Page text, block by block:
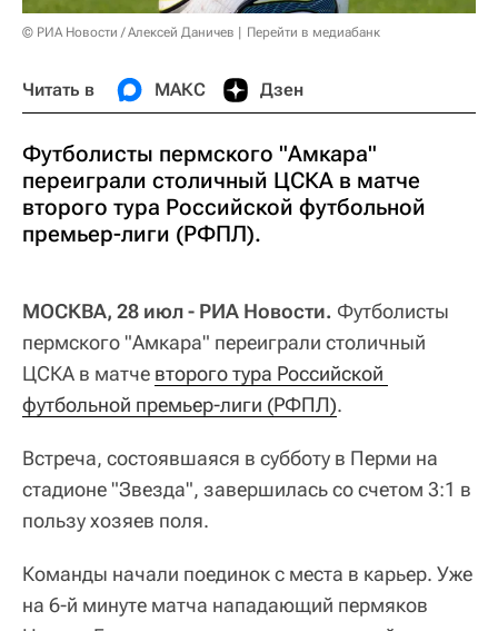
© РИА Новости / Алексей Даничев Перейти в медиабанк
Читать в МАКС Дзен
Футболисты пермского "Амкара"
переиграли столичный ЦСКА в матче
второго тура Российской футбольной
премьер-лиги (РФПЛ).
МОСКВА, 28 июл - РИА Новости. Футболисты
пермского "Амкара" переиграли столичный
ЦСКА в матче второго тура Российской
футбольной премьер-лиги (РФПЛ).
Встреча, состоявшаяся в субботу в Перми на
стадионе "Звезда", завершилась со счетом 3:1 в
пользу хозяев поля.
Команды начали поединок с места в карьер. Уже
на 6-й минуте матча нападающий пермяков